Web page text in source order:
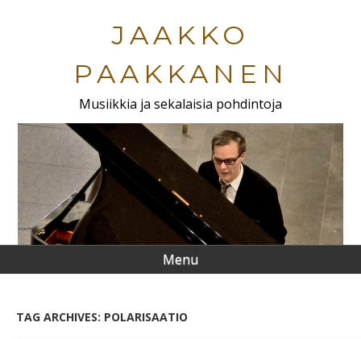
JAAKKO
PAAKKANEN
Musiikkia ja sekalaisia pohdintoja
Menu
TAG ARCHIVES: POLARISAATIO